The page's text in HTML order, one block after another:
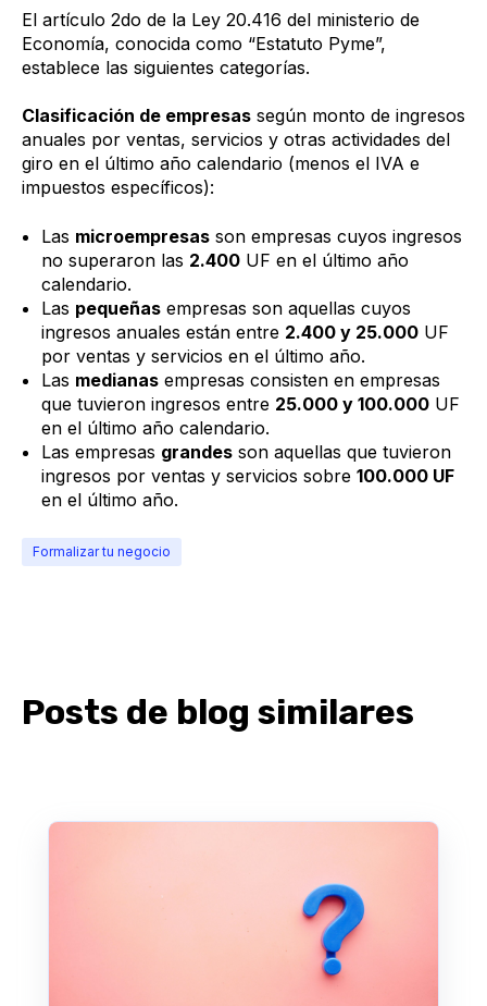
El artículo 2do de la Ley 20.416 del ministerio de
Economía, conocida como “Estatuto Pyme”,
establece las siguientes categorías.
Clasificación de empresas según monto de ingresos
anuales por ventas, servicios y otras actividades del
giro en el último año calendario (menos el IVA e
impuestos específicos):
Las microempresasson empresas cuyos ingresos
no superaron las 2.400UF en el último año
calendario.
Las pequeñasempresas son aquellas cuyos
ingresos anuales están entre 2.400 y 25.000UF
por ventas y servicios en el último año.
Las medianasempresas consisten en empresas
que tuvieron ingresos entre 25.000 y 100.000UF
en el último año calendario.
Las empresas grandesson aquellas que tuvieron
ingresos por ventas y servicios sobre 100.000 UF
en el último año.
Formalizar tu negocio
Posts de blog similares